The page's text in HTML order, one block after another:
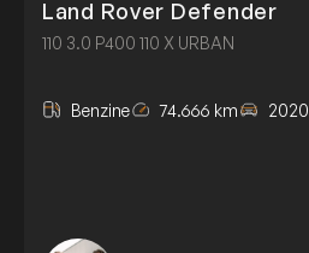
Land Rover Defender
110 3.0 P400 110 X URBAN
Benzine 74.666 km 2020